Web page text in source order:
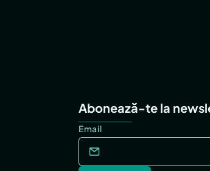
Abonează-te la
Email